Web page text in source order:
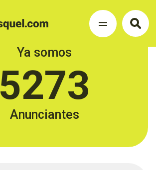
Ya somos
5273
Anunciantes